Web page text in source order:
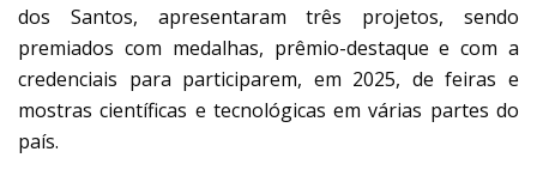
dos Santos, apresentaram três projetos, sendo
premiados com medalhas, prêmio-destaque e com a
credenciais para participarem, em 2025, de feiras e
mostras científicas e tecnológicas em várias partes do
país.